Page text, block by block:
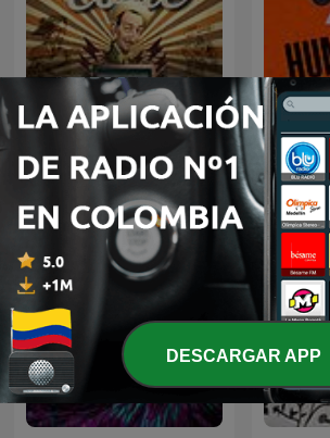
La Tremenda Corte Humor
DESCARGAR APP